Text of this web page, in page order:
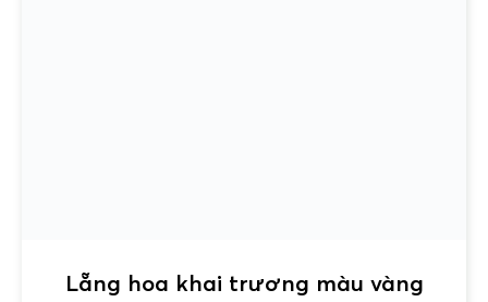
Lẵng hoa khai trương màu vàng